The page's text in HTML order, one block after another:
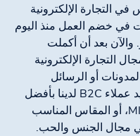
التجارة الإلكترونية
في خضم العمل منذ اليوم
والآن بعد أن أكملت
التجارة الإلكترونية
أو الرسائل
الإخبارية أو خدمة العملاء: أقوم بتزويد عملاء B2C لدينا بأفضل
المعلومات الممكنة عن MISTER SIZE، أو المقاس المناسب
مجال الجنس والحب.